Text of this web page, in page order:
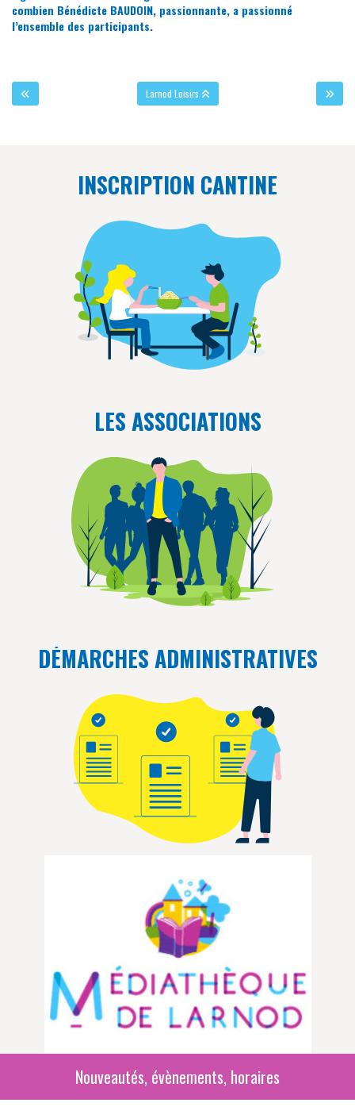
combien Bénédicte BAUDOIN, passionnante, a passionné
l’ensemble des participants.
Larnod Loisirs
INSCRIPTION CANTINE
LES ASSOCIATIONS
DÉMARCHES ADMINISTRATIVES
Nouveautés, évènements, horaires